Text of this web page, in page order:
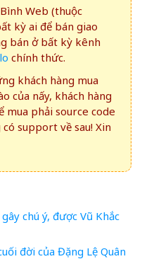
Web (thuộc
kỳ ai để bán giao
bán ở bất kỳ kênh
chính thức.
khách hàng mua
của nấy, khách hàng
mua phải source code
support về sau! Xin
chú ý, được Vũ Khắc
đời của Đặng Lệ Quân